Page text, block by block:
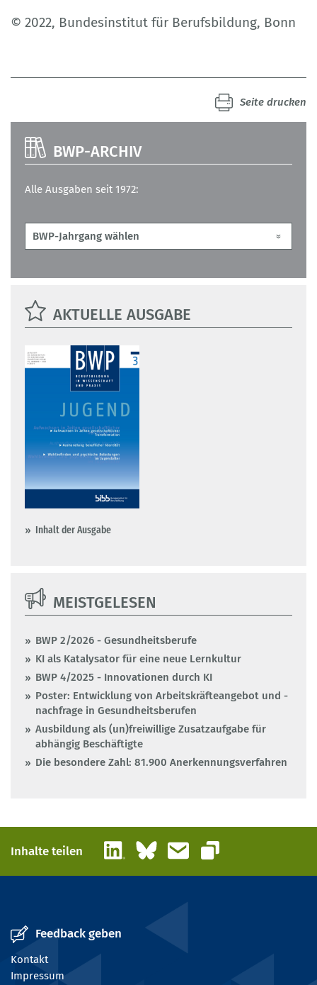
© 2022, Bundesinstitut für Berufsbildung, Bonn
Seite drucken
BWP-ARCHIV
Alle Ausgaben seit 1972:
AKTUELLE AUSGABE
Inhalt der Ausgabe
MEISTGELESEN
BWP 2/2026 - Gesundheitsberufe
KI als Katalysator für eine neue Lernkultur
BWP 4/2025 - Innovationen durch KI
Poster: Entwicklung von Arbeitskräfteangebot und -
nachfrage in Gesundheitsberufen
Ausbildung als (un)freiwillige Zusatzaufgabe für
abhängig Beschäftigte
Die besondere Zahl: 81.900 Anerkennungsverfahren
Inhalte teilen LinkedInBlueskyE-Mail
Link kopieren
Feedback geben
Kontakt
Impressum